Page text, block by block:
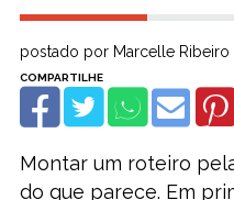
postado por Marcelle
Montar um roteiro
do que parece. Em